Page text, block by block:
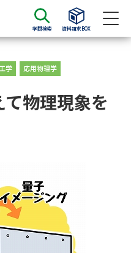
学問検索 資料請求BOX
資料検索
募集要項＆願書
学 応用物理学
て物理現象を